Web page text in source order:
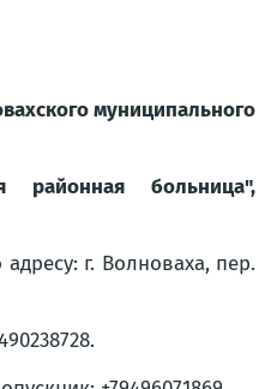
муниципального
районная больница",
г. Волноваха, пер.